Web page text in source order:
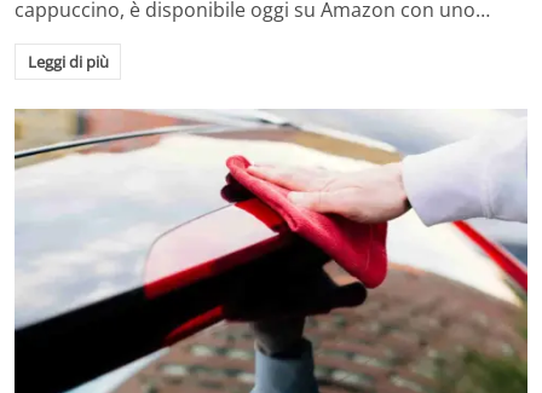
cappuccino, è disponibile oggi su Amazon con uno…
Leggi di più